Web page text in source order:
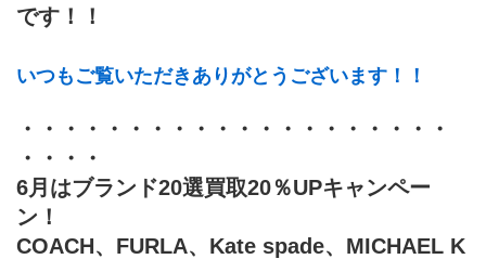
です！！
いつもご覧いただきありがとうございます！！
・・・・・・・・・・・・・・・・・・・・
・・・・
6月はブランド20選買取20％UPキャンペー
ン！
COACH、FURLA、Kate spade、MICHAEL K